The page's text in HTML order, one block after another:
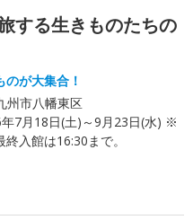
する生きものたちの
のが大集合！
州市八幡東区
7月18日(土)～9月23日(水) ※
入館は16:30まで。